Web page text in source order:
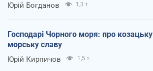
Юрій Богданов 1,3 т.
Господарі Чорного моря: про козацьку
морську славу
Юрій Кирпичов 1,5 т.